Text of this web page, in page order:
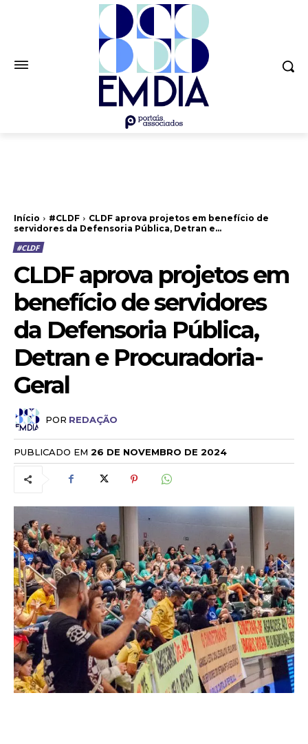
Início #CLDF
CLDF aprova projetos em benefício de
servidores da Defensoria Pública, Detran e...
#CLDF
CLDF aprova projetos em
benefício de servidores
da Defensoria Pública,
Detran e Procuradoria-
Geral
POR REDAÇÃO
PUBLICADO EM 26 DE NOVEMBRO DE 2024